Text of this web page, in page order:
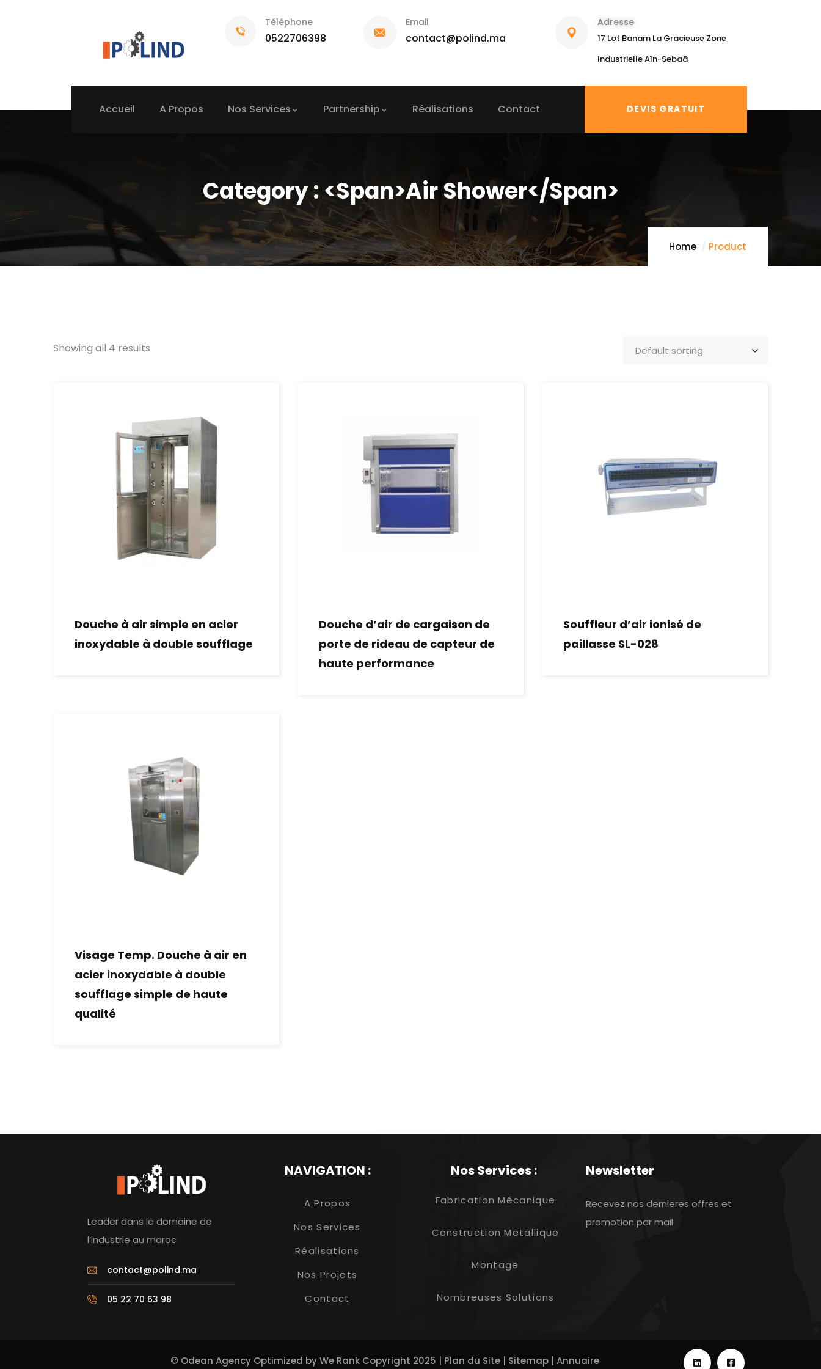
Téléphone
0522706398
Email
contact@polind.ma
Adresse
17 Lot Banam La Gracieuse Zone
Industrielle Aîn-Sebaâ
Accueil A Propos Nos Services Partnership Réalisations Contact DEVIS GRATUIT
Category : <span>Air Shower</span>
Home Product
Showing all 4 results
Douche à air simple en acier
inoxydable à double soufflage
Douche d’air de cargaison de
porte de rideau de capteur de
haute performance
Souffleur d’air ionisé de
paillasse SL-028
Visage Temp. Douche à air en
acier inoxydable à double
soufflage simple de haute
qualité
Leader dans le domaine de
l’industrie au maroc
contact@polind.ma
05 22 70 63 98
NAVIGATION :
A Propos
Nos Services
Réalisations
Nos Projets
Contact
Nos Services :
Fabrication Mécanique
Construction Metallique
Montage
Nombreuses Solutions
Newsletter
Recevez nos dernieres offres et
promotion par mail
© Odean AgencyOptimized byWe RankCopyright 2025 | Plan du Site| Sitemap| Annuaire